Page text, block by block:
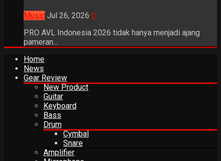
Music Jul 26, 2026 0
PRO AVL Indonesia 2026 tidak hanya menjadi ajang
pameran...
Home
News
Gear Review
New Product
Guitar
Keyboard
Bass
Drum
Cymbal
Snare
Amplifier